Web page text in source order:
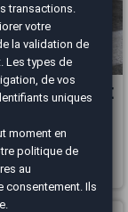
19 990 €
transactions.
votre
la validation de
Les types de
de vos
uniques
moment en
politique de
au
consentement. Ils